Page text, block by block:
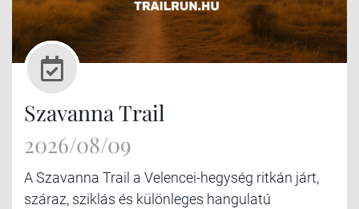
Szavanna Trail
2026/08/09
A Szavanna Trail a Velencei-hegység ritkán járt,
száraz, sziklás és különleges hangulatú